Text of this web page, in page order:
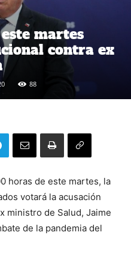
martes
contra ex
88
horas de este martes, la
votará la acusación
ministro de Salud, Jaime
de la pandemia del